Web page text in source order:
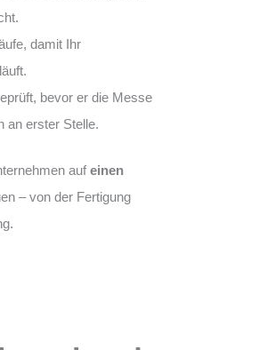
damit Ihr
bevor er die Messe
an erster Stelle.
auf einen
– von der Fertigung